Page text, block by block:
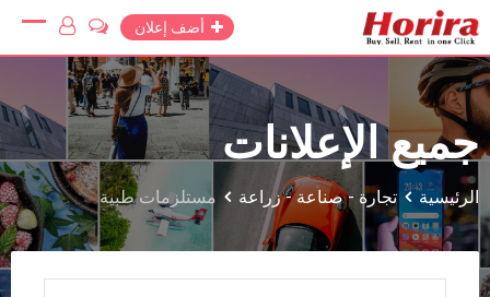
Skip
content
أضف إعلان
جميع الإعلانات
الرئيسية تجارة - صناعة - زراعة مستلزمات طبية